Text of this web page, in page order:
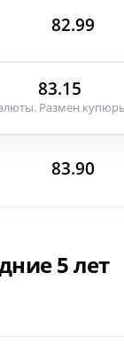
82.99
83.15
Размен
83.90
5 лет